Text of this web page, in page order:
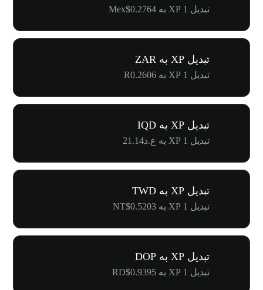
تبدیل 1 XP به Mex$0.2764
تبدیل XP به ZAR
تبدیل 1 XP به R0.2606
تبدیل XP به IQD
تبدیل 1 XP به ع.د21.14
تبدیل XP به TWD
تبدیل 1 XP به NT$0.5203
تبدیل XP به DOP
تبدیل 1 XP به RD$0.9395